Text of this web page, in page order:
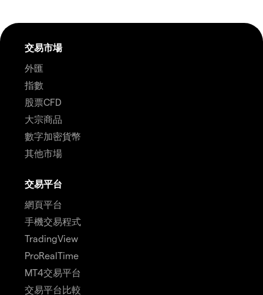
交易市場
外匯
指數
股票CFD
大宗商品
數字加密貨幣
其他市場
交易平台
網頁平台
手機交易程式
TradingView
ProRealTime
MT4交易平台
交易平台比較